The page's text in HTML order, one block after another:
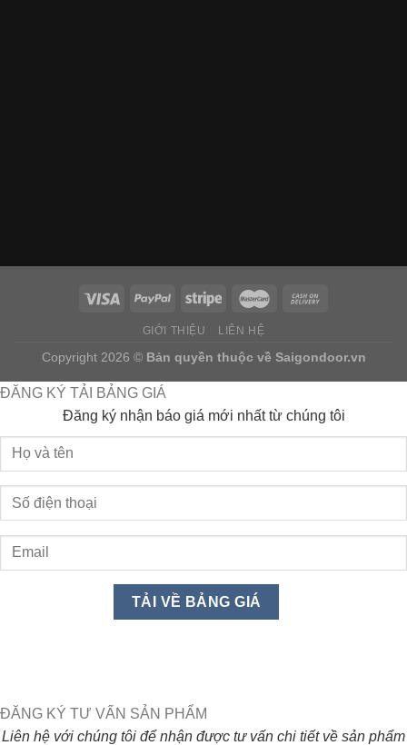
GIỚI THIỆU LIÊN HỆ
Copyright 2026 © Bản quyền thuộc về Saigondoor.vn
ĐĂNG KÝ TẢI BẢNG GIÁ
Đăng ký nhận báo giá mới nhất từ chúng tôi
ĐĂNG KÝ TƯ VẤN SẢN PHẨM
Liên hệ với chúng tôi để nhận được tư vấn chi tiết về sản phẩm